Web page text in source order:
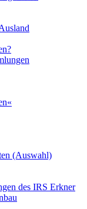
(Auswahl)
des IRS Erkner